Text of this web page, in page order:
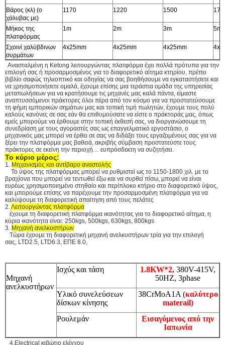
Βάρος (κλ) (ο
χάλυβας με)
1170 1220 1500
Μήκος της
πλατφόρμας
1m 2m 3m 5m
Σχοινί χαλύβδινων
συρμάτων
4x25mm 4x25mm 4x25mm
Ανασταλμένη η Ketong λειτουργώντας πλατφόρμα έχει πολλά πρότυπα για την
επιλογή σας ή προσαρμοσμένος για το διαφορετικό αίτημα κτηρίου, πρέπει
βιβλίο σαφώς τηλεοπτικό και οδηγίας να σας βοηθήσουμε να εγκαταστήσετε και
να χρησιμοποιήσετε ομαλά, έχουμε επίσης μια τεράστια ομάδα της υπηρεσίας
μεταπωλήσεων για να κρατήσουμε τις μηχανές μας καλά πάντα, είμαστε
αναπτυσσόμενοι πράκτορες όλοι πέρα από τον κόσμο για να προστατεύσουμε
τη φήμη εμπορικών σημάτων μας και τοπική τιμή πωλητών, έχουμε τους πολύ
καλούς κανόνες σε σας εάν θα επιθυμούσατε να είστε ο πράκτοράς μας, όπως
εμείς μπορούμε να έρθουμε στην τοπική έκθεσή σας, να διοργανώσουμε τη
συνεδρίαση με τους αγοραστές σας ως επαγγελματικό εργοστάσιο, ο
μηχανικός μας μπορεί να έρθει σε σας να διδάξει τους εργαζομένους σας για να
ξέρει την πλατφόρμα μας βαθειά, ακριβής σύμβαση προστατεύστε τους
πράκτορες σε εκείνη την περιοχή… ευπρόσδεκτη να συζητήσει.
Το κύριο μέρος:
1. Μηχανισμός και αντίβαρο αναστολής
Το ύψος της πλατφόρμας μπορεί να ρυθμιστεί ως το 1150-1800 χιλ. με το
βραχίονα που μπορεί να τεντωθεί έξω και να συρθεί πίσω, μπορεί να είναι
ευρέως χρησιμοποιημένο στηθαίο και περίπλοκο κτήριο στο διαφορετικό ύψος,
και μπορούμε επίσης να παρέχουμε την προσαρμοσμένη πλατφόρμα για να
καλύψουμε τη διαφορετική απαίτηση από τους πελάτες
2.Λειτουργώντας πλατφόρμα
έχουμε τη διαφορετική πλατφόρμα ικανότητας για το διαφορετικό αίτημα, η
κύρια ικανότητα είναι: 250kgs, 500kgs, 630kgs, 800kgs
3. Μηχανή ανελκυστήρων
Τώρα έχουμε τη διαφορετική μηχανή ανελκυστήρων τρία για την επιλογή
σας, LTD2.5, LTD6.3, ΕΠΕ 8.0,
Μηχανή
ανελκυστήρων
Ισχύς και τάση 1.8KW*2, 380V-415V,
50HZ, 3phase
Υλικό συνελεύσεων
δίσκων κίνησης
38CrMoA1A (καλύτερο
materail)
Ρουλεμάν
Εισαγόμενος από την
Ιαπωνία
4.Electrical κιβώτιο ελέγχου